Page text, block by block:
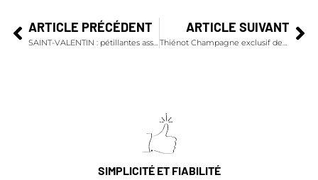
ARTICLE PRÉCÉDENT
SAINT-VALENTIN : pétillantes associations mets et champagnes
ARTICLE SUIVANT
Thiénot Champagne exclusif des Oscars
SIMPLICITÉ ET FIABILITÉ